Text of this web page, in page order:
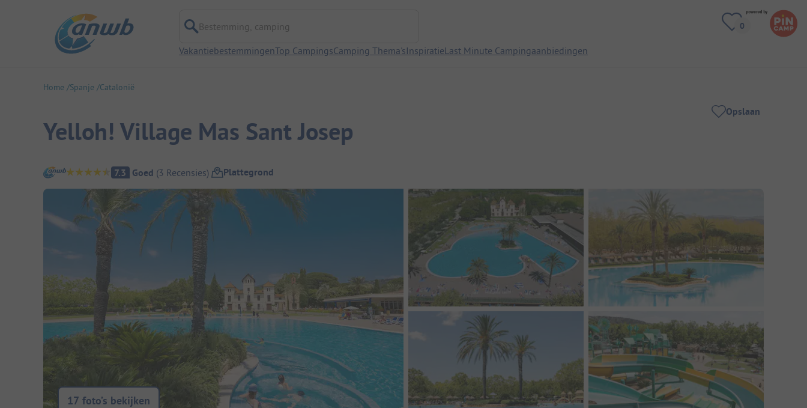
Bestemming, camping
VakantiebestemmingenTop CampingsCamping Thema'sInspiratieLast Minute Campingaanbiedingen
Home Spanje Catalonië
Yelloh! Village Mas Sant Josep
Opslaan
Camping overzicht
7.3 Goed (3 Recensies) Plattegrond
17 foto’s bekijken